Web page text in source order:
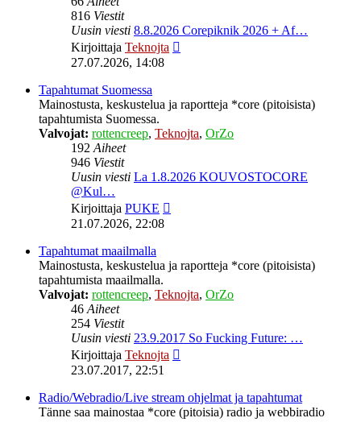
816 Viestit
Uusin viesti 8.8.2026 Corepiknik 2026 + Af…
Kirjoittaja Teknojta
27.07.2026, 14:08
Tapahtumat Suomessa
Mainostusta, keskustelua ja raportteja *core (pitoisista)
tapahtumista Suomessa.
Valvojat: rottencreep, Teknojta, OrZo
192Aiheet
946 Viestit
Uusin viesti La 1.8.2026 KOUVOSTOCORE
@Kul…
Kirjoittaja PUKE
21.07.2026, 22:08
Tapahtumat maailmalla
Mainostusta, keskustelua ja raportteja *core (pitoisista)
tapahtumista maailmalla.
Valvojat: rottencreep, Teknojta, OrZo
46Aiheet
254 Viestit
Uusin viesti 23.9.2017 So Fucking Future: …
Kirjoittaja Teknojta
23.07.2017, 22:51
Radio/Webradio/Live stream ohjelmat ja tapahtumat
Tänne saa mainostaa *core (pitoisia) radio ja webbiradio